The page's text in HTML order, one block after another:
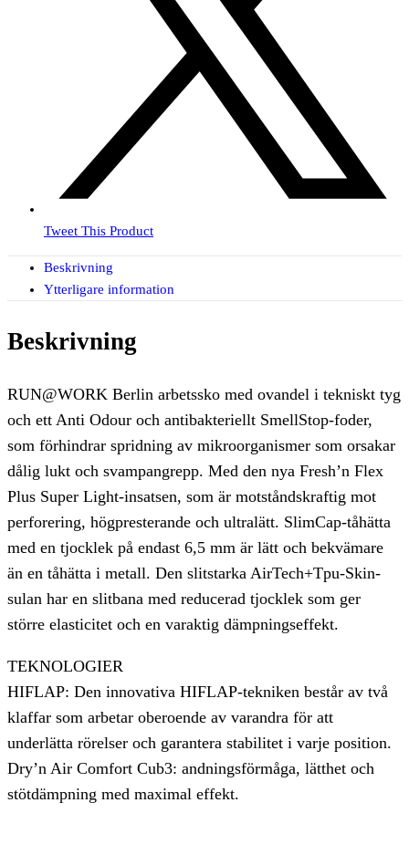
Tweet This Product
Beskrivning
Ytterligare information
Beskrivning
RUN@WORK Berlin arbetssko med ovandel i tekniskt tyg
och ett Anti Odour och antibakteriellt SmellStop-foder,
som förhindrar spridning av mikroorganismer som orsakar
dålig lukt och svampangrepp. Med den nya Fresh’n Flex
Plus Super Light-insatsen, som är motståndskraftig mot
perforering, högpresterande och ultralätt. SlimCap-tåhätta
med en tjocklek på endast 6,5 mm är lätt och bekvämare
än en tåhätta i metall. Den slitstarka AirTech+Tpu-Skin-
sulan har en slitbana med reducerad tjocklek som ger
större elasticitet och en varaktig dämpningseffekt.
TEKNOLOGIER
HIFLAP: Den innovativa HIFLAP-tekniken består av två
klaffar som arbetar oberoende av varandra för att
underlätta rörelser och garantera stabilitet i varje position.
Dry’n Air Comfort Cub3: andningsförmåga, lätthet och
stötdämpning med maximal effekt.